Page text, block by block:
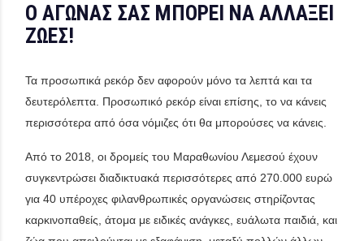
Ο ΑΓΩΝΑΣ ΣΑΣ ΜΠΟΡΕΙ ΝΑ ΑΛΛΑΞΕΙ
ΖΩΕΣ!
Τα προσωπικά ρεκόρ δεν αφορούν μόνο τα λεπτά και τα
δευτερόλεπτα. Προσωπικό ρεκόρ είναι επίσης, το να κάνεις
περισσότερα από όσα νόμιζες ότι θα μπορούσες να κάνεις.
Από το 2018, οι δρομείς του Μαραθωνίου Λεμεσού έχουν
συγκεντρώσει διαδικτυακά περισσότερες από 270.000 ευρώ
για 40 υπέροχες φιλανθρωπικές οργανώσεις στηρίζοντας
καρκινοπαθείς, άτομα με ειδικές ανάγκες, ευάλωτα παιδιά, και